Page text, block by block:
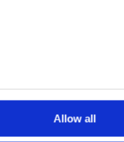
Allow all